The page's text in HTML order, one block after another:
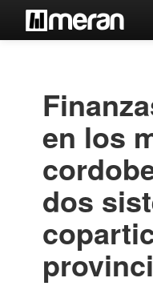
Estantes Virtuales
Contacto
Iniciar sesión
en los
dos